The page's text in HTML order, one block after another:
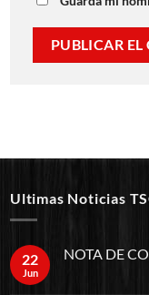
Ultimas Noticias
22
Jun
NOTA DE